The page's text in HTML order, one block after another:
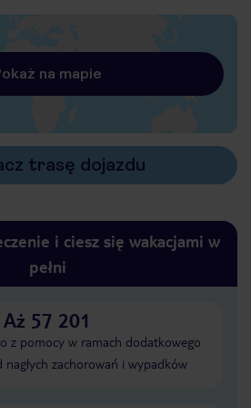
na mapie
trasę dojazdu
i ciesz się wakacjami w
pełni
Aż 57 201
z pomocy w ramach dodatkowego
nagłych zachorowań i wypadków